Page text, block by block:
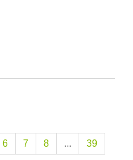
6 7 8 ... 39